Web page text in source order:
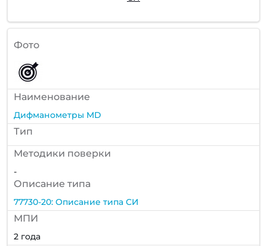
Фото
Наименование
Дифманометры MD
Тип
Методики поверки
-
Описание типа
77730-20: Описание типа СИ
МПИ
2 года